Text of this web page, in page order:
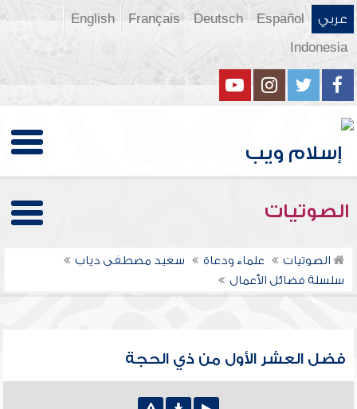
عربي Español
Deutsch
Français
English
Indonesia
الصوتيات
الصوتيات علماء ودعاة
سعيد مصطفى دياب
سلسلة فضائل الأعمال
فضل العشر الأول من ذي الحجة